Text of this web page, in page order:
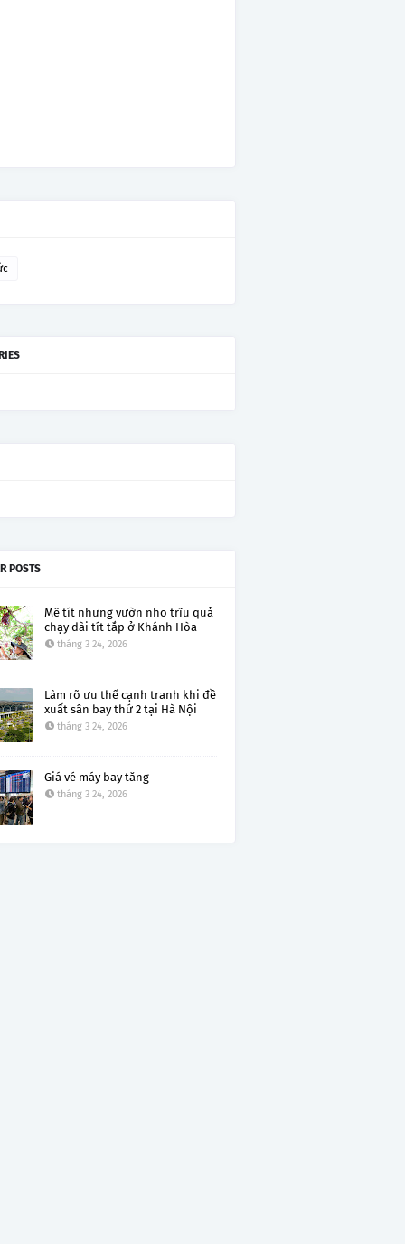
POSTS
Mê tít những vườn nho trĩu quả
chạy dài tít tắp ở Khánh Hòa
tháng 3 24, 2026
Làm rõ ưu thế cạnh tranh khi đề
xuất sân bay thứ 2 tại Hà Nội
tháng 3 24, 2026
Giá vé máy bay tăng
tháng 3 24, 2026